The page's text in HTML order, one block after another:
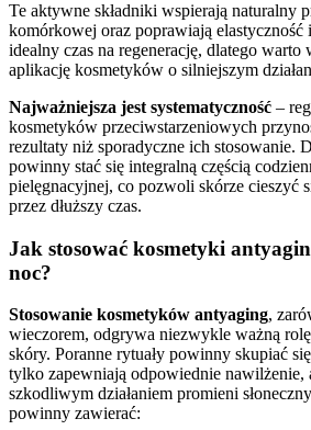
Te aktywne składniki wspierają naturalny
komórkowej oraz poprawiają elastyczność
idealny czas na regenerację, dlatego warto
aplikację kosmetyków o silniejszym
Najważniejsza jest systematyczność –
kosmetyków przeciwstarzeniowych
rezultaty niż sporadyczne ich stosowanie.
powinny stać się integralną częścią
pielęgnacyjnej, co pozwoli skórze cieszyć
przez dłuższy czas.
Jak stosować kosmetyki
noc?
Stosowanie kosmetyków antyaging,
wieczorem, odgrywa niezwykle ważną
skóry. Poranne rytuały powinny skupiać
tylko zapewniają odpowiednie nawilżenie,
szkodliwym działaniem promieni
powinny zawierać: